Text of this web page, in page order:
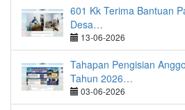
601 Kk Terima Bantuan
Desa…
13-06-2026
Tahapan Pengisian
Tahun 2026…
03-06-2026